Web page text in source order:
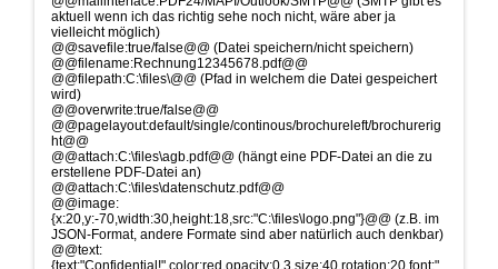
aktuell wenn ich das richtig sehe noch nicht, wäre aber ja
vielleicht möglich)
@@savefile:true/false@@ (Datei speichern/nicht speichern)
@@filename:Rechnung12345678.pdf@@
@@filepath:C:\files\@@ (Pfad in welchem die Datei gespeichert
wird)
@@overwrite:true/false@@
@@pagelayout:default/single/continous/brochureleft/brochurerig
ht@@
@@attach:C:\files\agb.pdf@@ (hängt eine PDF-Datei an die zu
erstellene PDF-Datei an)
@@attach:C:\files\datenschutz.pdf@@
@@image:
{x:20,y:-70,width:30,height:18,src:"C:\files\logo.png"}@@ (z.B. im
JSON-Format, andere Formate sind aber natürlich auch denkbar)
@@text:
{text:"Confidential!",color:red,opacity:0.3,size:40,rotation:20,font:"